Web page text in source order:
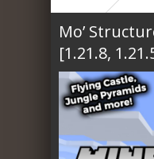
Mo’
[1.21.8,